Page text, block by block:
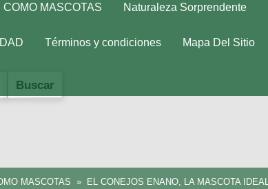
MASCOTAS Naturaleza Sorprendente
Términos y condiciones Mapa Del Sitio
MASCOTAS EL CONEJOS ENANO, LA MASCOTA IDEAL